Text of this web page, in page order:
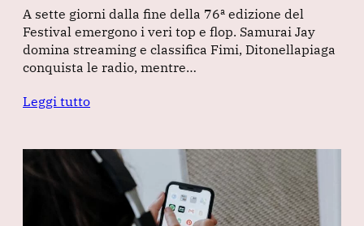
A sette giorni dalla fine della 76ª edizione del
Festival emergono i veri top e flop. Samurai Jay
domina streaming e classifica Fimi, Ditonellapiaga
conquista le radio, mentre…
Leggi tutto